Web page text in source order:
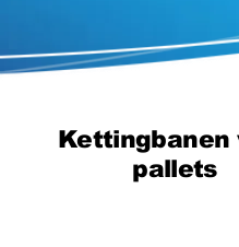
Kettingbanen
pallets